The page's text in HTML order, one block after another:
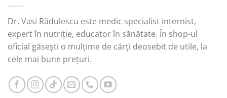
Dr. Vasi Rădulescu este medic specialist internist,
expert în nutriție, educator în sănătate. În shop-ul
oficial găsești o mulțime de cărți deosebit de utile, la
cele mai bune prețuri.